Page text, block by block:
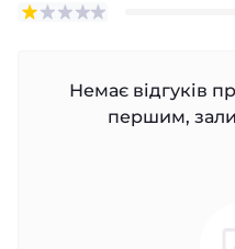
Немає відгуків
першим,